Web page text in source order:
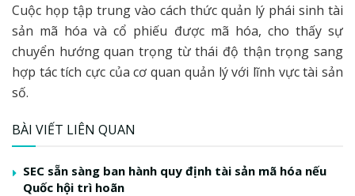
Cuộc họp tập trung vào cách thức quản lý phái sinh tài
sản mã hóa và cổ phiếu được mã hóa, cho thấy sự
chuyển hướng quan trọng từ thái độ thận trọng sang
hợp tác tích cực của cơ quan quản lý với lĩnh vực tài sản
số.
BÀI VIẾT LIÊN QUAN
SEC sẵn sàng ban hành quy định tài sản mã hóa nếu
Quốc hội trì hoãn